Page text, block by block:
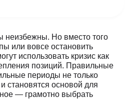
неизбежны. Но вместо того
или вовсе остановить
использовать кризис как
позиций. Правильные
периоды не только
становятся основой для
— грамотно выбрать